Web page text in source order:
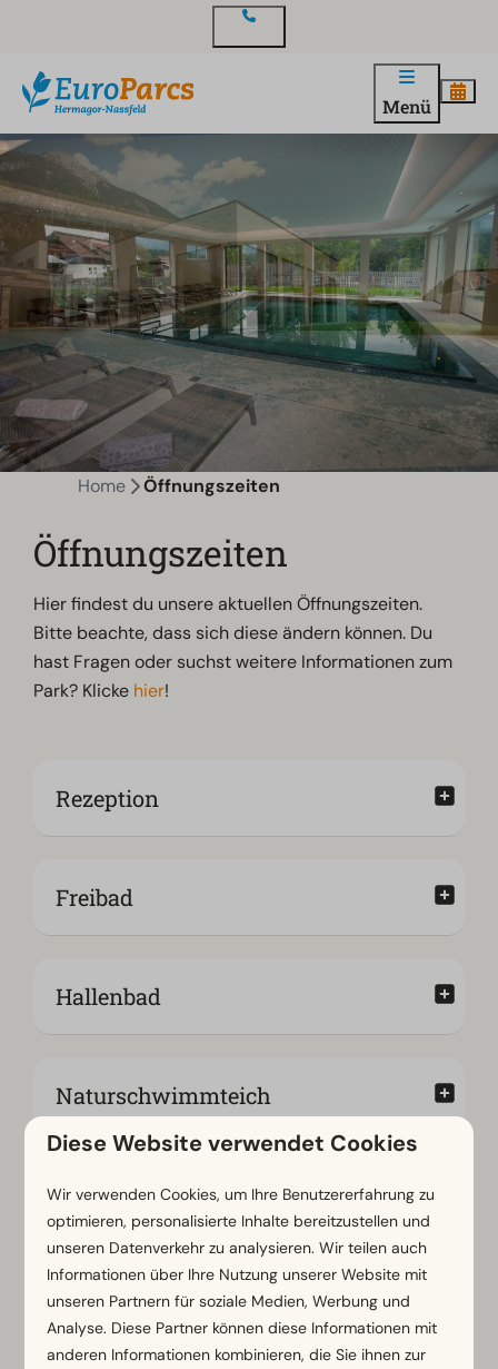
Menü
Home Öffnungszeiten
Öffnungszeiten
Hier findest du unsere aktuellen Öffnungszeiten.
Bitte beachte, dass sich diese ändern können. Du
hast Fragen oder suchst weitere Informationen zum
Park? Klicke hier!
Rezeption
Freibad
Hallenbad
Naturschwimmteich
Kinderparadies
Wellness
Diese Website verwendet Cookies
Wir verwenden Cookies, um Ihre Benutzererfahrung zu
optimieren, personalisierte Inhalte bereitzustellen und
unseren Datenverkehr zu analysieren. Wir teilen auch
Informationen über Ihre Nutzung unserer Website mit
unseren Partnern für soziale Medien, Werbung und
Analyse. Diese Partner können diese Informationen mit
anderen Informationen kombinieren, die Sie ihnen zur